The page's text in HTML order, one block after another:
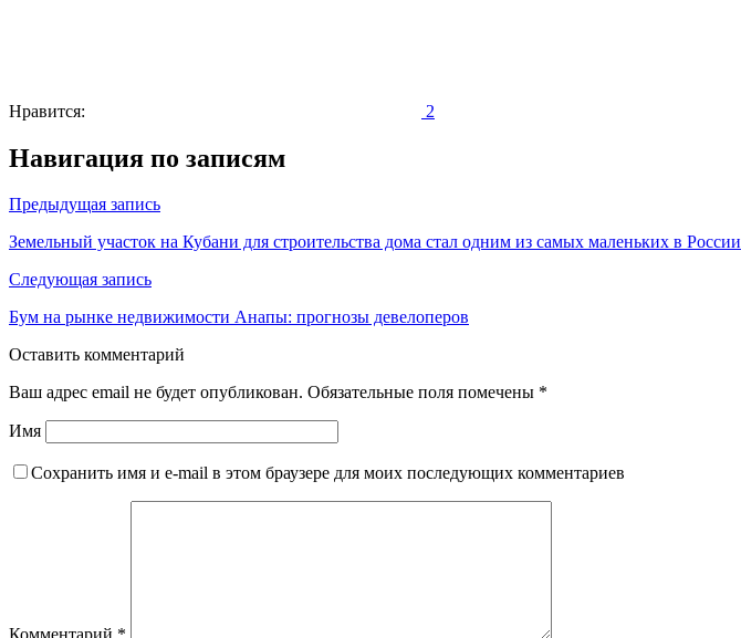
Нравится: 2
Навигация по записям
Предыдущая запись
Земельный участок на Кубани для строительства дома стал одним из самых маленьких в России
Следующая запись
Бум на рынке недвижимости Анапы: прогнозы девелоперов
Оставить комментарий
Ваш адрес email не будет опубликован. Обязательные поля помечены *
Имя
Сохранить имя и e-mail в этом браузере для моих последующих комментариев